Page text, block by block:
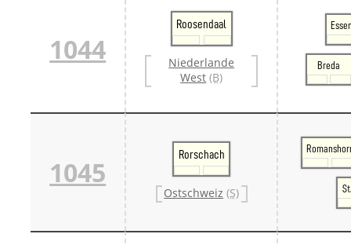
1044
Roosendaal
Niederlande
West (B)
Breda
1045
Rorschach
Ostschweiz (S)